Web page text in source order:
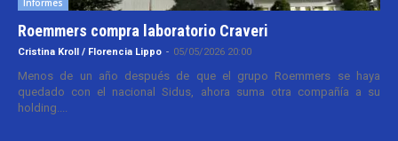
Roemmers compra laboratorio Craveri
Cristina Kroll / Florencia Lippo - 05/05/2026 20:00
Menos de un año después de que el grupo Roemmers se haya
quedado con el nacional Sidus, ahora suma otra compañía a su
holding....